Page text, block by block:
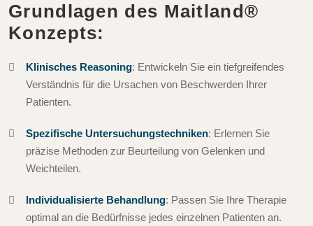
Grundlagen des Maitland®
Konzepts:
Klinisches Reasoning: Entwickeln Sie ein tiefgreifendes
Verständnis für die Ursachen von Beschwerden Ihrer
Patienten.
Spezifische Untersuchungstechniken: Erlernen Sie
präzise Methoden zur Beurteilung von Gelenken und
Weichteilen.
Individualisierte Behandlung: Passen Sie Ihre Therapie
optimal an die Bedürfnisse jedes einzelnen Patienten an.